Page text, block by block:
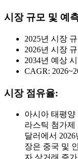
시장 규모 및 예
2025년 시장
2026년 시장
2034년 예상
CAGR:
시장 점유율:
아시아 태평양
라스틱 첨가제
달러에서
장은 중국 및